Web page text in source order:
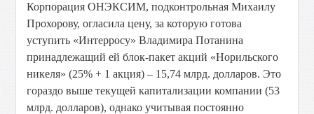
Корпорация ОНЭКСИМ, подконтрольная Михаилу
Прохорову, огласила цену, за которую готова
уступить «Интерросу» Владимира Потанина
принадлежащий ей блок-пакет акций «Норильского
никеля» (25% + 1 акция) – 15,74 млрд. долларов. Это
гораздо выше текущей капитализации компании (53
млрд. долларов), однако учитывая постоянно